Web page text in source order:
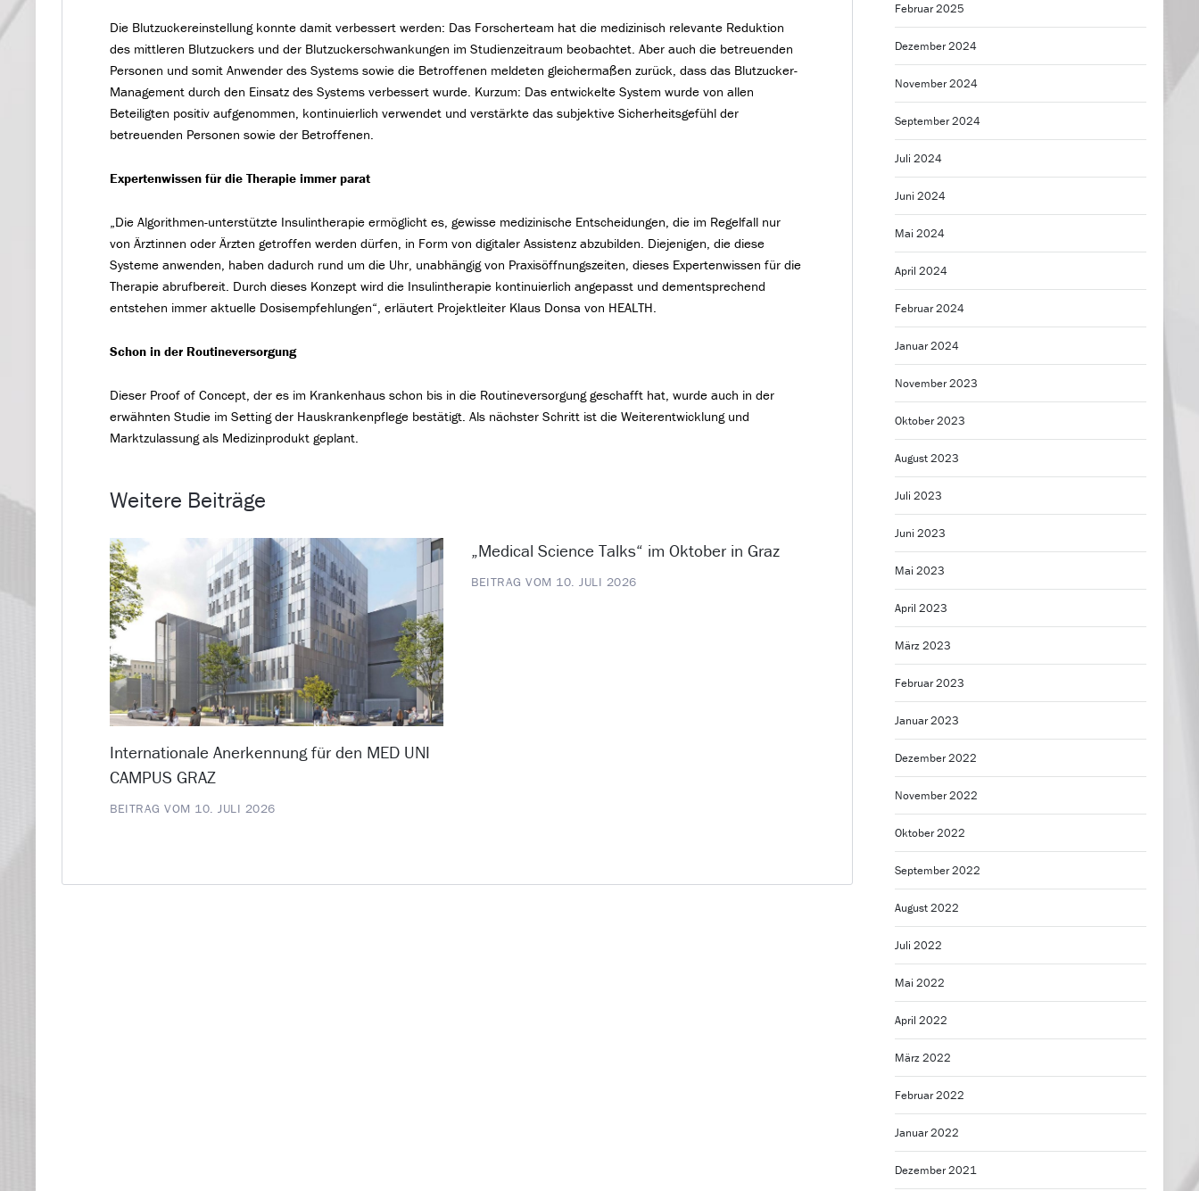
Die Blutzuckereinstellung konnte damit verbessert werden: Das Forscherteam hat die medizinisch relevante Reduktion
des mittleren Blutzuckers und der Blutzuckerschwankungen im Studienzeitraum beobachtet. Aber auch die betreuenden
Personen und somit Anwender des Systems sowie die Betroffenen meldeten gleichermaßen zurück, dass das Blutzucker-
Management durch den Einsatz des Systems verbessert wurde. Kurzum: Das entwickelte System wurde von allen
Beteiligten positiv aufgenommen, kontinuierlich verwendet und verstärkte das subjektive Sicherheitsgefühl der
betreuenden Personen sowie der Betroffenen.
Expertenwissen für die Therapie immer parat
„Die Algorithmen-unterstützte Insulintherapie ermöglicht es, gewisse medizinische Entscheidungen, die im Regelfall nur
von Ärztinnen oder Ärzten getroffen werden dürfen, in Form von digitaler Assistenz abzubilden. Diejenigen, die diese
Systeme anwenden, haben dadurch rund um die Uhr, unabhängig von Praxisöffnungszeiten, dieses Expertenwissen für die
Therapie abrufbereit. Durch dieses Konzept wird die Insulintherapie kontinuierlich angepasst und dementsprechend
entstehen immer aktuelle Dosisempfehlungen“, erläutert Projektleiter Klaus Donsa von HEALTH.
Schon in der Routineversorgung
Dieser Proof of Concept, der es im Krankenhaus schon bis in die Routineversorgung geschafft hat, wurde auch in der
erwähnten Studie im Setting der Hauskrankenpflege bestätigt. Als nächster Schritt ist die Weiterentwicklung und
Marktzulassung als Medizinprodukt geplant.
Weitere Beiträge
Internationale Anerkennung für den MED UNI
CAMPUS GRAZ
BEITRAG VOM 10. JULI 2026
„Medical Science Talks“ im Oktober in Graz
BEITRAG VOM 10. JULI 2026
Februar 2025
Dezember 2024
November 2024
September 2024
Juli 2024
Juni 2024
Mai 2024
April 2024
Februar 2024
Januar 2024
November 2023
Oktober 2023
August 2023
Juli 2023
Juni 2023
Mai 2023
April 2023
März 2023
Februar 2023
Januar 2023
Dezember 2022
November 2022
Oktober 2022
September 2022
August 2022
Juli 2022
Mai 2022
April 2022
März 2022
Februar 2022
Januar 2022
Dezember 2021